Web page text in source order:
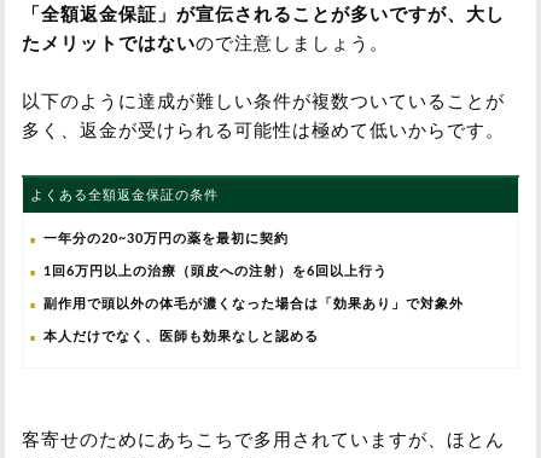
「全額返金保証」が宣伝されることが多いですが、大し
たメリットではないので注意しましょう。
以下のように達成が難しい条件が複数ついていることが
多く、返金が受けられる可能性は極めて低いからです。
よくある全額返金保証の条件
一年分の20~30万円の薬を最初に契約
1回6万円以上の治療（頭皮への注射）を6回以上行う
副作用で頭以外の体毛が濃くなった場合は「効果あり」で対象外
本人だけでなく、医師も効果なしと認める
客寄せのためにあちこちで多用されていますが、ほとん